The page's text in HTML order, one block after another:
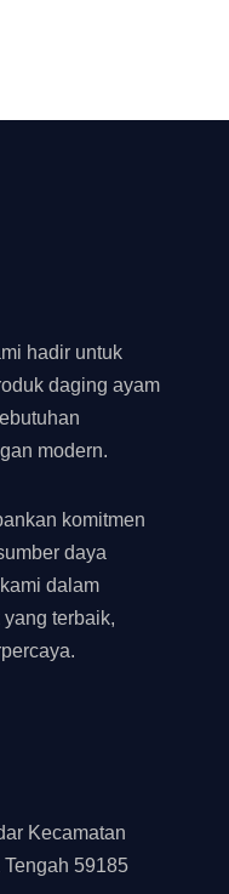
hadir untuk
daging ayam
modern.
komitmen
daya
dalam
terbaik,
Kecamatan
59185